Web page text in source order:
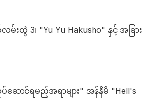
မ်းတွဲ 3၊ "Yu Yu Hakusho" နှင့် အခြား
ပ်ဆောင်ရမည့်အရာများ" အန်နီမီ "Hell's